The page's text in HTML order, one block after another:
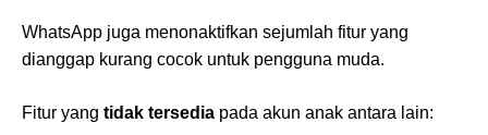
WhatsApp juga menonaktifkan sejumlah fitur yang
dianggap kurang cocok untuk pengguna muda.
Fitur yang tidak tersedia pada akun anak antara lain: